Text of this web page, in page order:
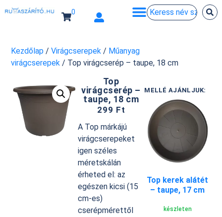
0
Kezdőlap /Virágcserepek / Műanyag
virágcserepek / Top virágcserép – taupe, 18 cm
Top
virágcserép –
taupe, 18 cm
299 Ft
A Top márkájú
virágcserepeket
igen széles
méretskálán
érheted el: az
egészen kicsi (15
cm-es)
cserépmérettől
MELLÉ AJÁNLJUK:
Top kerek alátét
– taupe, 17 cm
készleten